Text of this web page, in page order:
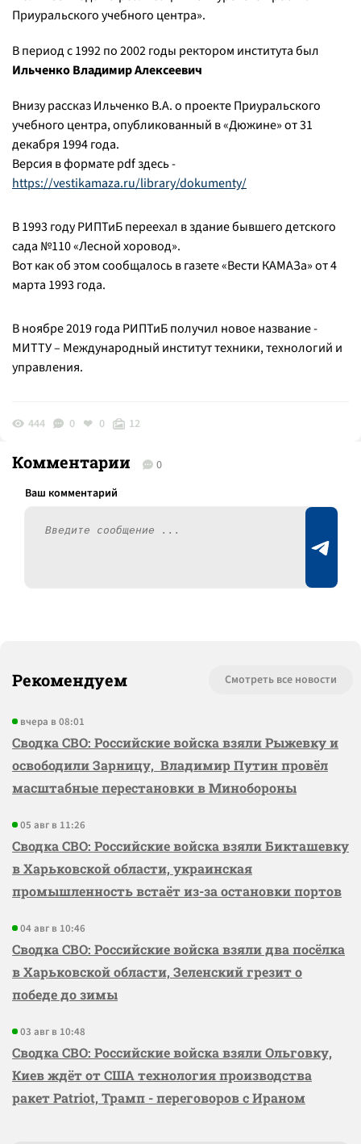
Приуральского учебного центра».
В период с 1992 по 2002 годы ректором института был
Ильченко Владимир Алексеевич
Внизу рассказ Ильченко В.А. о проекте Приуральского
учебного центра, опубликованный в «Дюжине» от 31
декабря 1994 года.
Версия в формате pdf здесь -
https://vestikamaza.ru/library/dokumenty/
В 1993 году РИПТиБ переехал в здание бывшего детского
сада №110 «Лесной хоровод».
Вот как об этом сообщалось в газете «Вести КАМАЗа» от 4
марта 1993 года.
В ноябре 2019 года РИПТиБ получил новое название -
МИТТУ – Международный институт техники, технологий и
управления.
444 0 0 12
Комментарии 0
Рекомендуем Смотреть все новости
вчера в 08:01
Сводка СВО: Российские войска взяли Рыжевку и
освободили Зарницу, Владимир Путин провёл
масштабные перестановки в Минобороны
05 авг в 11:26
Сводка СВО: Российские войска взяли Бикташевку
в Харьковской области, украинская
промышленность встаёт из-за остановки портов
04 авг в 10:46
Сводка СВО: Российские войска взяли два посёлка
в Харьковской области, Зеленский грезит о
победе до зимы
03 авг в 10:48
Сводка СВО: Российские войска взяли Ольговку,
Киев ждёт от США технология производства
ракет Patriot, Трамп - переговоров с Ираном